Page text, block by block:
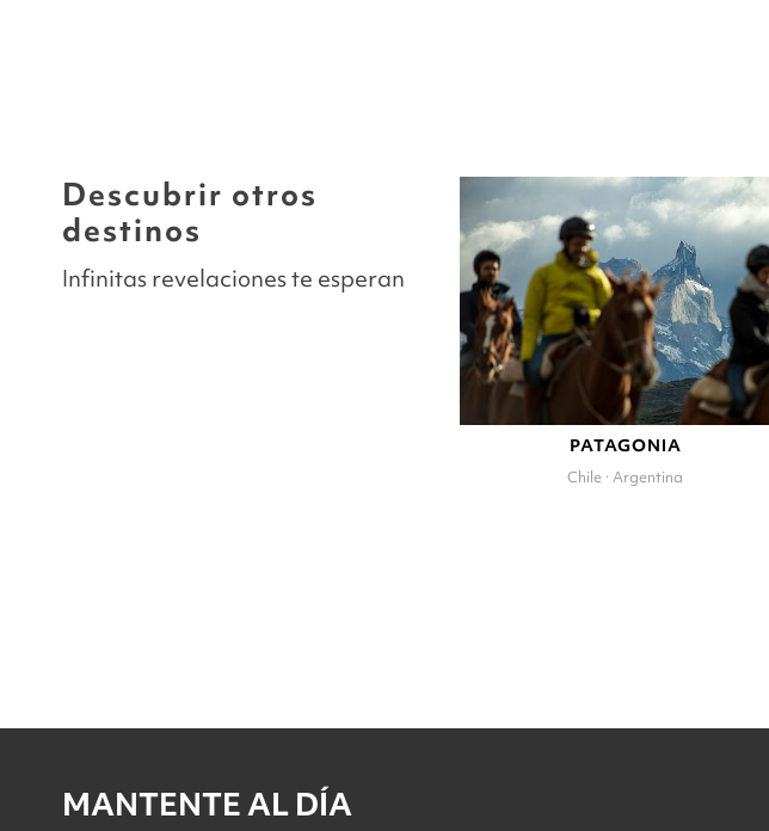
Descubrir otros
destinos
Infinitas revelaciones te esperan
PATAGONIA
Chile · Argentina
MANTENTE AL DÍA